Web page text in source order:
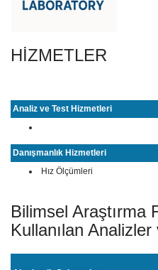
HİZMETLER
Analiz ve Test Hizmetleri
Danışmanlık Hizmetleri
Hız Ölçümleri
Bilimsel Araştırma
Kullanılan